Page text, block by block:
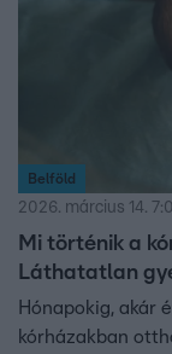
Belföld
2026. március 14.
Mi történik a
Láthatatlan
Hónapokig, akár
kórházakban